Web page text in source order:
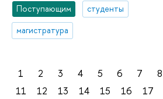
Поступающим
студенты
магистратура
1 2 3 4 5 6 7 8
11
12 13 14 15 16 17